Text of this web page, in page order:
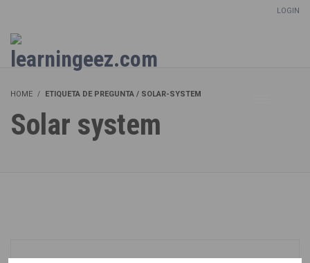
LOGIN
HOME ETIQUETA DE PREGUNTA / SOLAR-SYSTEM
Solar system